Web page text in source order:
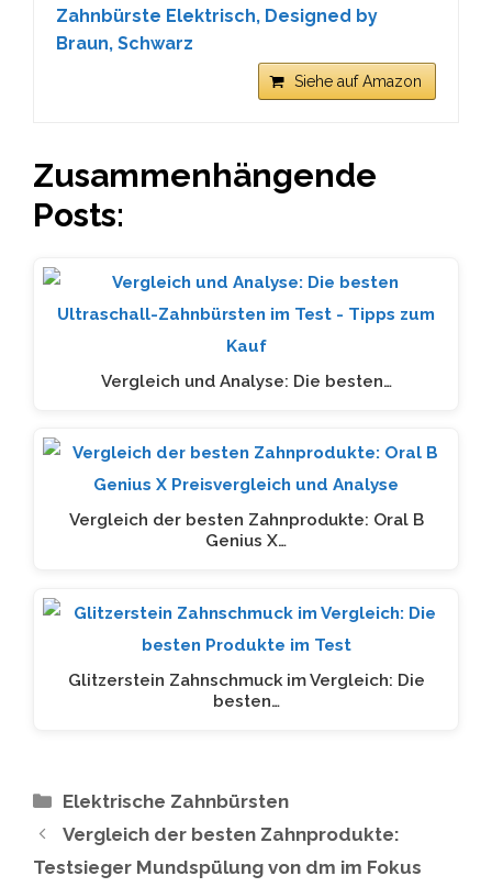
Zahnbürste Elektrisch, Designed by
Braun, Schwarz
Siehe auf Amazon
Zusammenhängende
Posts:
Vergleich und Analyse: Die besten…
Vergleich der besten Zahnprodukte: Oral B
Genius X…
Glitzerstein Zahnschmuck im Vergleich: Die
besten…
Kategorien
Elektrische Zahnbürsten
Vergleich der besten Zahnprodukte:
Testsieger Mundspülung von dm im Fokus